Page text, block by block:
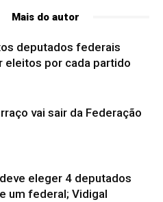
Mais do autor
deputados federais
eleitos por cada partido
vai sair da Federação
eleger 4 deputados
um federal; Vidigal